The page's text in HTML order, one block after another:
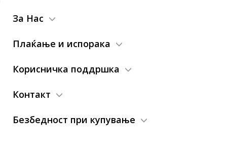
За Нас
Плаќање и испорака
Корисничка поддршка
Контакт
Безбедност при купување